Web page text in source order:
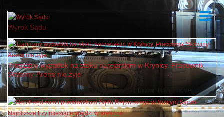
Wyrok Sądu
Tragiczny wypadek na stoku narciarskim w Krynicy. Pracownik
Słotwiny-Arena nie żyje
Mimo reanimacji, nie udało się uratować życia pracownika krynickiej ...